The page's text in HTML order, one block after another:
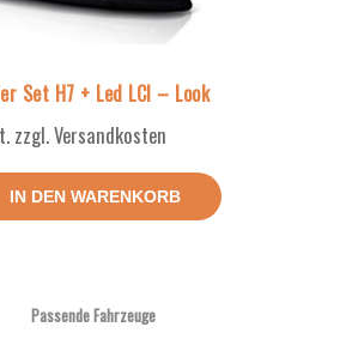
Set H7 + Led LCI – Look
zzgl. Versandkosten
IN DEN WARENKORB
Passende Fahrzeuge